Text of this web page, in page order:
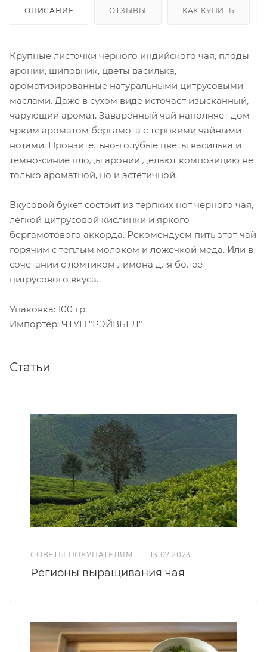
ОПИСАНИЕ ОТЗЫВЫ КАК КУПИТЬ
Крупные листочки черного индийского чая, плоды
аронии, шиповник, цветы василька,
ароматизированные натуральными цитрусовыми
маслами. Даже в сухом виде источает изысканный,
чарующий аромат. Заваренный чай наполняет дом
ярким ароматом бергамота с терпкими чайными
нотами. Пронзительно-голубые цветы василька и
темно-синие плоды аронии делают композицию не
только ароматной, но и эстетичной.
Вкусовой букет состоит из терпких нот черного чая,
легкой цитрусовой кислинки и яркого
бергамотового аккорда. Рекомендуем пить этот чай
горячим с теплым молоком и ложечкой меда. Или в
сочетании с ломтиком лимона для более
цитрусового вкуса.
Упаковка: 100 гр.
Импортер: ЧТУП "РЭЙВБЕЛ"
Статьи
СОВЕТЫ ПОКУПАТЕЛЯМ — 13.07.2023
Регионы выращивания чая